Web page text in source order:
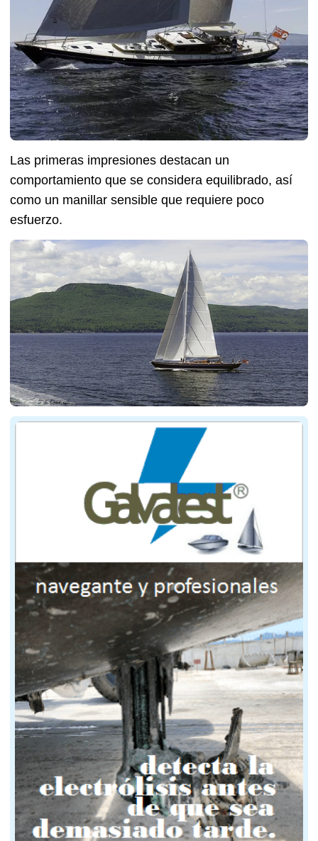
Las primeras impresiones destacan un
comportamiento que se considera equilibrado, así
como un manillar sensible que requiere poco
esfuerzo.